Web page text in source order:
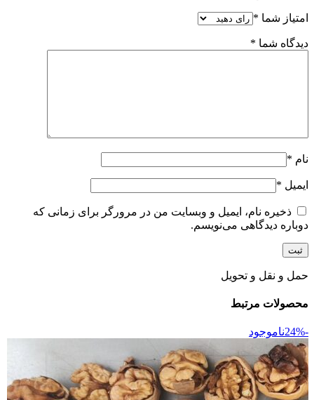
امتیاز شما *
دیدگاه شما *
نام *
ایمیل *
ذخیره نام، ایمیل و وبسایت من در مرورگر برای زمانی که
دوباره دیدگاهی می‌نویسم.
حمل و نقل و تحویل
محصولات مرتبط
-24% ناموجود